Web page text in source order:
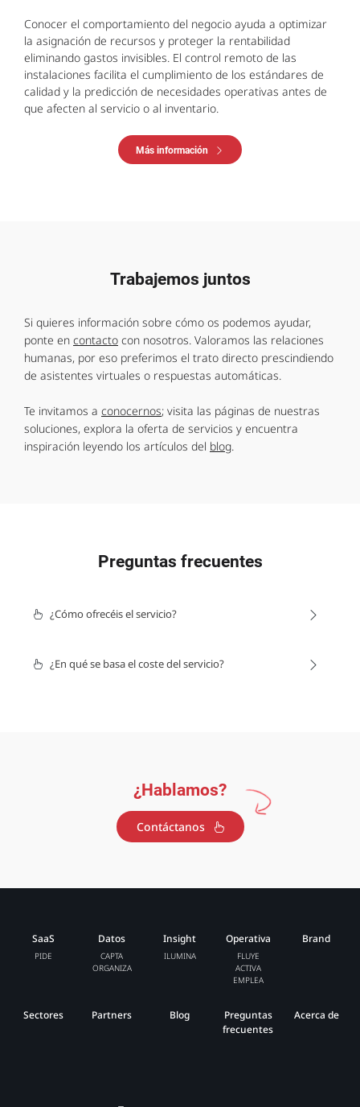
Conocer el comportamiento del negocio ayuda a optimizar
la asignación de recursos y proteger la rentabilidad
eliminando gastos invisibles. El control remoto de las
instalaciones facilita el cumplimiento de los estándares de
calidad y la predicción de necesidades operativas antes de
que afecten al servicio o al inventario.
Más información
Trabajemos juntos
Si quieres información sobre cómo os podemos ayudar,
ponte en contacto con nosotros. Valoramos las relaciones
humanas, por eso preferimos el trato directo prescindiendo
de asistentes virtuales o respuestas automáticas.
Te invitamos a conocernos; visita las páginas de nuestras
soluciones, explora la oferta de servicios y encuentra
inspiración leyendo los artículos del blog.
Preguntas frecuentes
¿Cómo ofrecéis el servicio?
¿En qué se basa el coste del servicio?
¿Hablamos?
Contáctanos
SaaS
PIDE
Datos
CAPTA
ORGANIZA
Insight
ILUMINA
Operativa
FLUYE
ACTIVA
EMPLEA
Brand
Sectores Partners Blog
Preguntas
frecuentes
Acerca de